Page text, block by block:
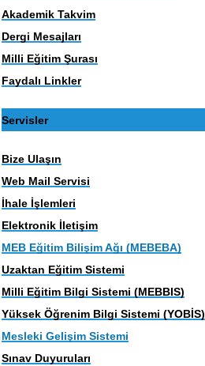
Akademik Takvim
Dergi Mesajları
Milli Eğitim Şurası
Faydalı Linkler
Servisler
Bize Ulaşın
Web Mail Servisi
İhale İşlemleri
Elektronik İletişim
MEB Eğitim Bilişim Ağı (MEBEBA)
Uzaktan Eğitim Sistemi
Milli Eğitim Bilgi Sistemi (MEBBIS)
Yüksek Öğrenim Bilgi Sistemi (YOBİS)
Mesleki Gelişim Sistemi
Sınav Duyuruları